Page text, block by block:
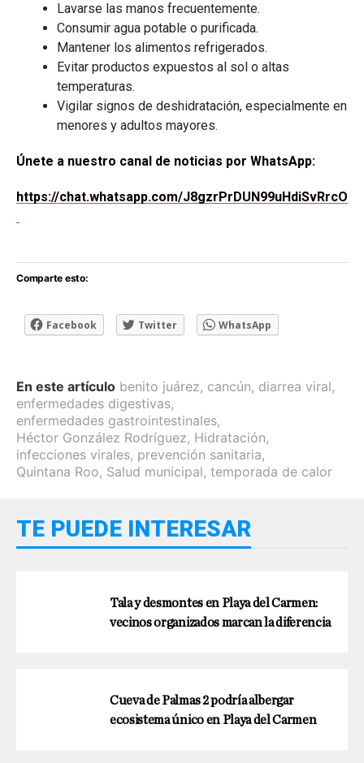
Lavarse las manos frecuentemente.
Consumir agua potable o purificada.
Mantener los alimentos refrigerados.
Evitar productos expuestos al sol o altas
temperaturas.
Vigilar signos de deshidratación, especialmente en
menores y adultos mayores.
Únete a nuestro canal de noticias por WhatsApp:
https://chat.whatsapp.com/J8gzrPrDUN99uHdiSvRrcO
Comparte esto:
Facebook Twitter WhatsApp
En este artículo benito juárez, cancún, diarrea viral,
enfermedades digestivas,
enfermedades gastrointestinales,
Héctor González Rodríguez, Hidratación,
infecciones virales, prevención sanitaria,
Quintana Roo, Salud municipal, temporada de calor
TE PUEDE INTERESAR
Tala y desmontes en Playa del Carmen:
vecinos organizados marcan la diferencia
Cueva de Palmas 2 podría albergar
ecosistema único en Playa del Carmen